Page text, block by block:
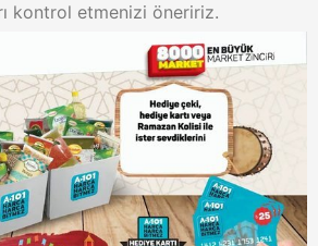
kontrol etmenizi öneririz.